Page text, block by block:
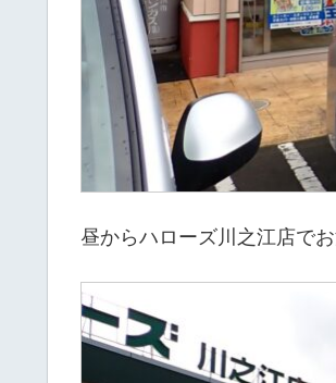
昼からハローズ川之江店でお